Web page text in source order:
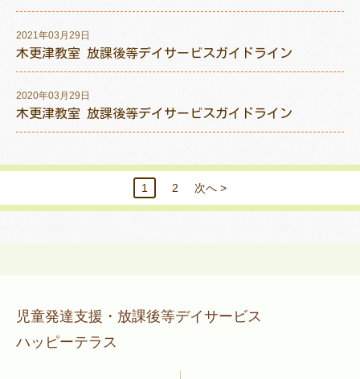
2021年03月29日
木更津教室 放課後等デイサービスガイドライン
2020年03月29日
木更津教室 放課後等デイサービスガイドライン
1 2 次へ >
児童発達支援・放課後等デイサービス
ハッピーテラス